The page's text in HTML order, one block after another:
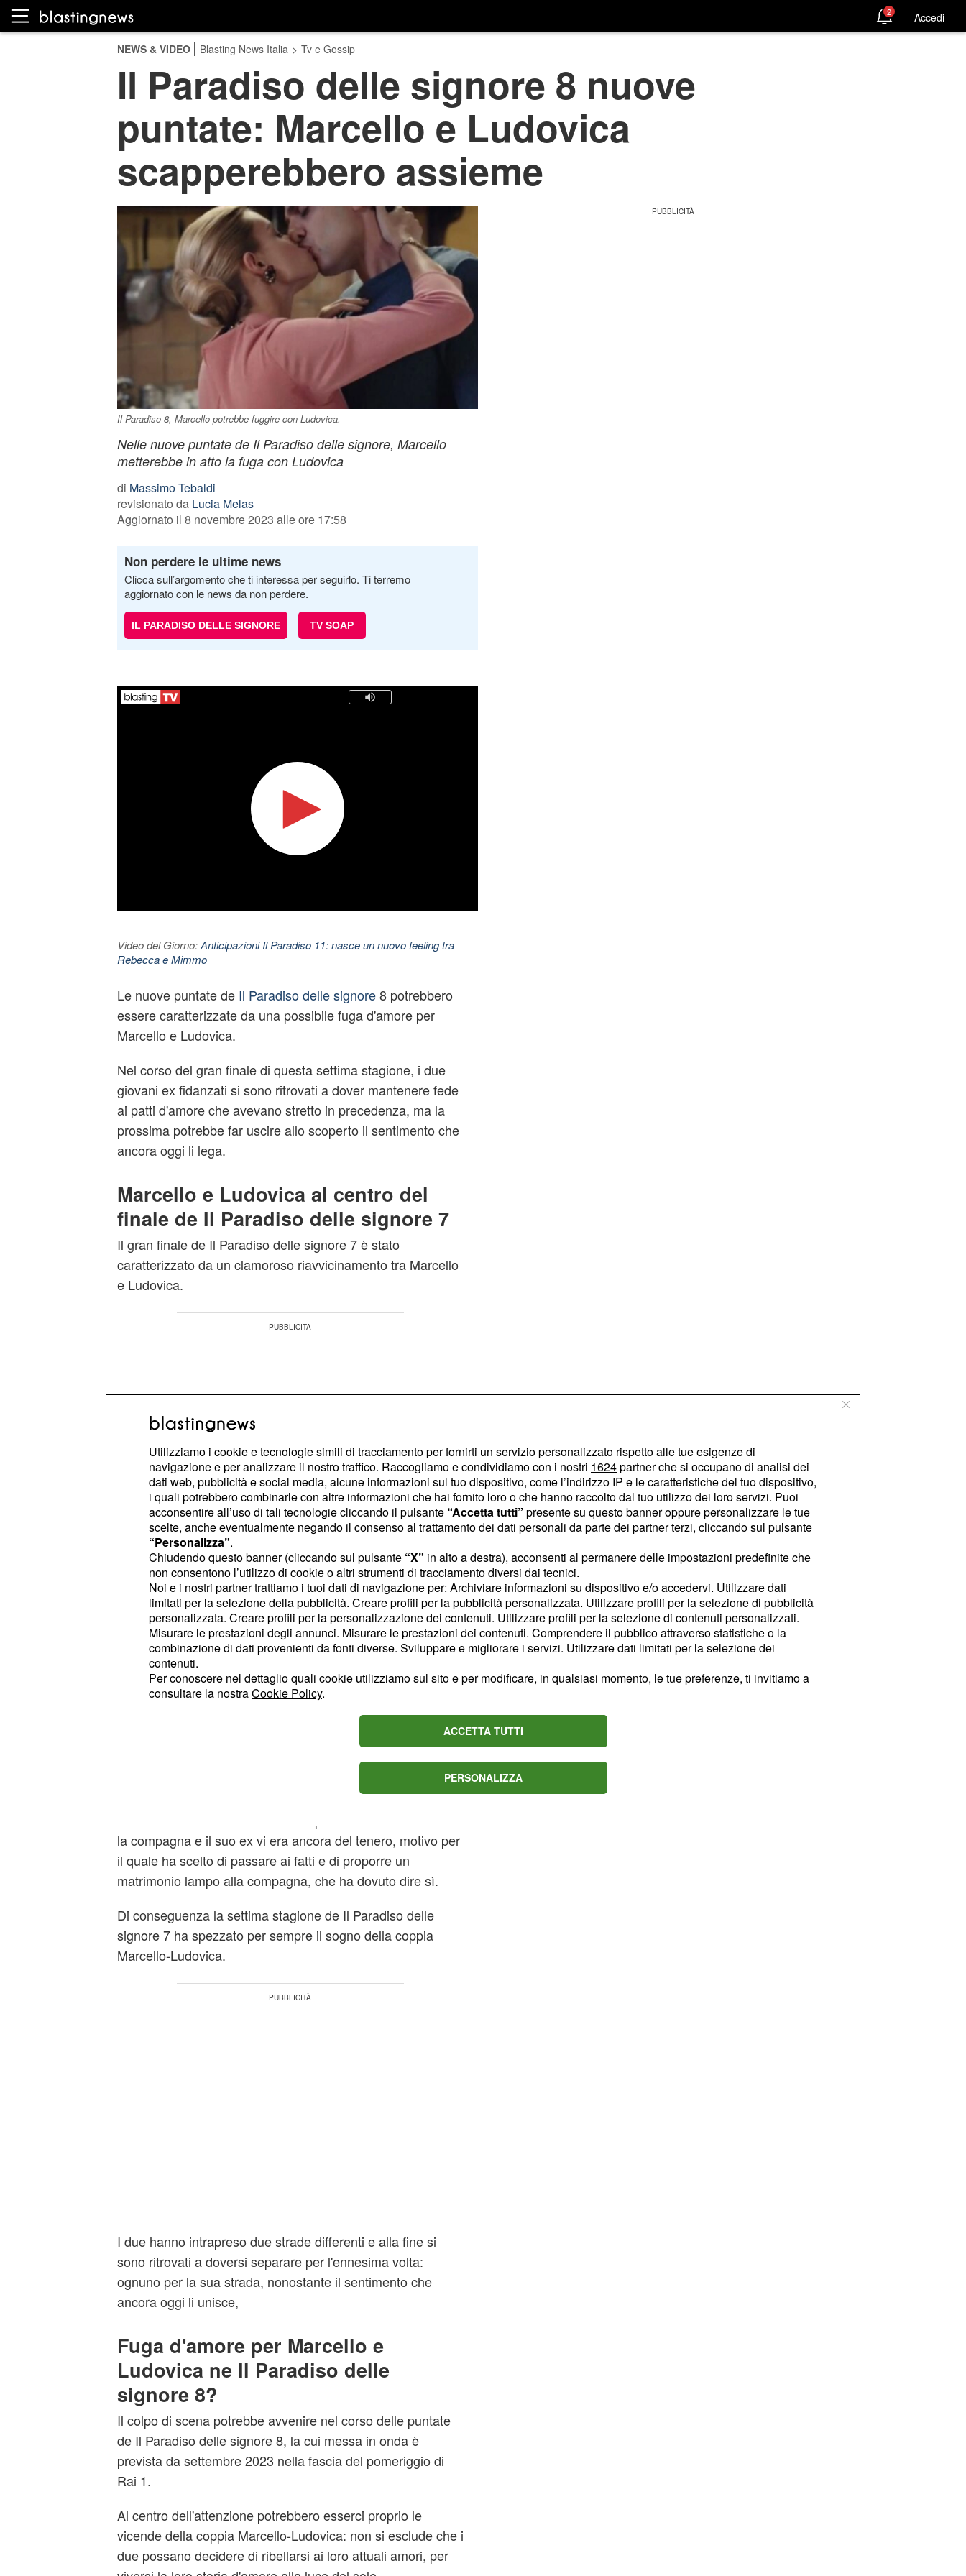
2 Accedi
NEWS & VIDEO Blasting News Italia > Tv e Gossip
Il Paradiso delle signore 8 nuove
puntate: Marcello e Ludovica
scapperebbero assieme
Il Paradiso 8, Marcello potrebbe fuggire con Ludovica.
Nelle nuove puntate de Il Paradiso delle signore, Marcello
metterebbe in atto la fuga con Ludovica
di Massimo Tebaldi
revisionato da Lucia Melas
Aggiornato il 8 novembre 2023 alle ore 17:58
Non perdere le ultime news
Clicca sull’argomento che ti interessa per seguirlo. Ti terremo
aggiornato con le news da non perdere.
IL PARADISO DELLE SIGNORE TV SOAP
Video del Giorno:Anticipazioni Il Paradiso 11: nasce un nuovo feeling tra
Rebecca e Mimmo
Le nuove puntate de Il Paradiso delle signore8 potrebbero
essere caratterizzate da una possibile fuga d'amore per
Marcello e Ludovica.
Nel corso del gran finale di questa settima stagione, i due
giovani ex fidanzati si sono ritrovati a dover mantenere fede
ai patti d'amore che avevano stretto in precedenza, ma la
prossima potrebbe far uscire allo scoperto il sentimento che
ancora oggi li lega.
Marcello e Ludovica al centro del
finale de Il Paradiso delle signore 7
Il gran finale de Il Paradiso delle signore 7 è stato
caratterizzato da un clamoroso riavvicinamento tra Marcello
e Ludovica.
Tra i due si è riaccesa la fiamma della passione e nel corso
delle ultime puntate si sono lasciati andare anche a un
appassionato bacio, che faceva ben sperare per il loro
futuro insieme.
Tuttavia alla fine Marcello ha scelto di mettersi sulle tracce
della sua attuale compagna Adelaide eLudovica si è
ritrovata spiazzata dalla proposta di nozze di Ferdinando
La scelta finale di Ludovica spiazza
Marcello ne Il Paradiso delle signore
la compagna e il suo ex vi era ancora del tenero, motivo per
il quale ha scelto di passare ai fatti e di proporre un
matrimonio lampo alla compagna, che ha dovuto dire sì.
Di conseguenza la settima stagione de Il Paradiso delle
signore 7 ha spezzato per sempre il sogno della coppia
Marcello-Ludovica.
I due hanno intrapreso due strade differenti e alla fine si
sono ritrovati a doversi separare per l'ennesima volta:
ognuno per la sua strada, nonostante il sentimento che
ancora oggi li unisce,
Fuga d'amore per Marcello e
Ludovica ne Il Paradiso delle
signore 8?
Il colpo di scena potrebbe avvenire nel corso delle puntate
de Il Paradiso delle signore 8, la cui messa in onda è
prevista da settembre 2023 nella fascia del pomeriggio di
Rai 1.
Al centro dell'attenzione potrebbero esserci proprio le
vicende della coppia Marcello-Ludovica: non si esclude che i
due possano decidere di ribellarsi ai loro attuali amori, per
Utilizziamo i cookie e tecnologie simili di tracciamento per fornirti un servizio personalizzato rispetto alle tue esigenze di
navigazione e per analizzare il nostro traffico. Raccogliamo e condividiamo con i nostri 1624partner che si occupano di analisi dei
dati web, pubblicità e social media, alcune informazioni sul tuo dispositivo, come l’indirizzo IP e le caratteristiche del tuo dispositivo,
i quali potrebbero combinarle con altre informazioni che hai fornito loro o che hanno raccolto dal tuo utilizzo dei loro servizi. Puoi
acconsentire all’uso di tali tecnologie cliccando il pulsante “Accetta tutti” presente su questo banner oppure personalizzare le tue
scelte, anche eventualmente negando il consenso al trattamento dei dati personali da parte dei partner terzi, cliccando sul pulsante
“Personalizza”.
Chiudendo questo banner (cliccando sul pulsante “X” in alto a destra), acconsenti al permanere delle impostazioni predefinite che
non consentono l’utilizzo di cookie o altri strumenti di tracciamento diversi dai tecnici.
Noi e i nostri partner trattiamo i tuoi dati di navigazione per: Archiviare informazioni su dispositivo e/o accedervi. Utilizzare dati
limitati per la selezione della pubblicità. Creare profili per la pubblicità personalizzata. Utilizzare profili per la selezione di pubblicità
personalizzata. Creare profili per la personalizzazione dei contenuti. Utilizzare profili per la selezione di contenuti personalizzati.
Misurare le prestazioni degli annunci. Misurare le prestazioni dei contenuti. Comprendere il pubblico attraverso statistiche o la
combinazione di dati provenienti da fonti diverse. Sviluppare e migliorare i servizi. Utilizzare dati limitati per la selezione dei
contenuti.
Per conoscere nel dettaglio quali cookie utilizziamo sul sito e per modificare, in qualsiasi momento, le tue preferenze, ti invitiamo a
consultare la nostraCookie Policy.
ACCETTA TUTTI
PERSONALIZZA